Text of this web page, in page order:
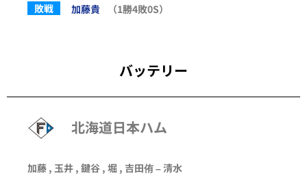
敗戦
加藤貴 （1勝4敗0S）
バッテリー
北海道日本ハム
加藤 , 玉井 , 鍵谷 , 堀 , 吉田侑–清水